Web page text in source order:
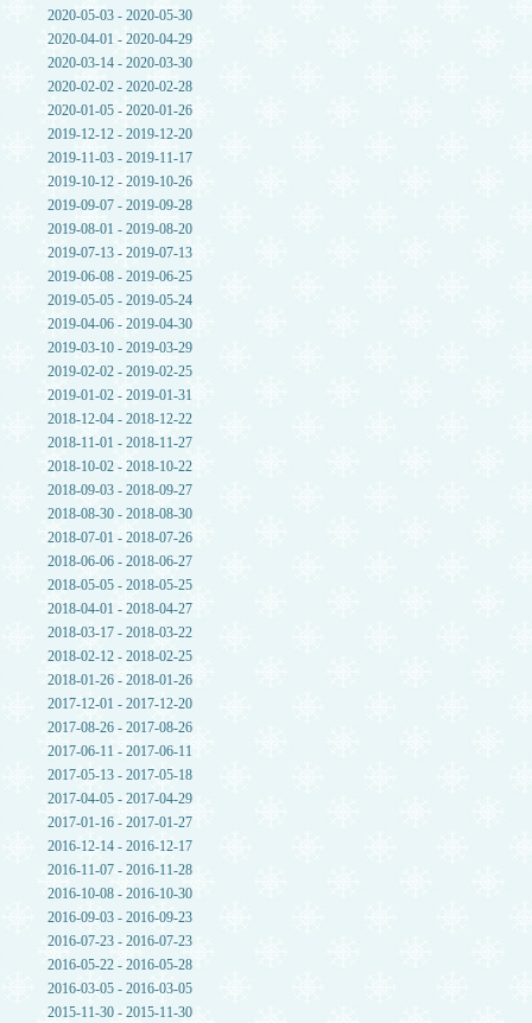
2020-05-03 - 2020-05-30
2020-04-01 - 2020-04-29
2020-03-14 - 2020-03-30
2020-02-02 - 2020-02-28
2020-01-05 - 2020-01-26
2019-12-12 - 2019-12-20
2019-11-03 - 2019-11-17
2019-10-12 - 2019-10-26
2019-09-07 - 2019-09-28
2019-08-01 - 2019-08-20
2019-07-13 - 2019-07-13
2019-06-08 - 2019-06-25
2019-05-05 - 2019-05-24
2019-04-06 - 2019-04-30
2019-03-10 - 2019-03-29
2019-02-02 - 2019-02-25
2019-01-02 - 2019-01-31
2018-12-04 - 2018-12-22
2018-11-01 - 2018-11-27
2018-10-02 - 2018-10-22
2018-09-03 - 2018-09-27
2018-08-30 - 2018-08-30
2018-07-01 - 2018-07-26
2018-06-06 - 2018-06-27
2018-05-05 - 2018-05-25
2018-04-01 - 2018-04-27
2018-03-17 - 2018-03-22
2018-02-12 - 2018-02-25
2018-01-26 - 2018-01-26
2017-12-01 - 2017-12-20
2017-08-26 - 2017-08-26
2017-06-11 - 2017-06-11
2017-05-13 - 2017-05-18
2017-04-05 - 2017-04-29
2017-01-16 - 2017-01-27
2016-12-14 - 2016-12-17
2016-11-07 - 2016-11-28
2016-10-08 - 2016-10-30
2016-09-03 - 2016-09-23
2016-07-23 - 2016-07-23
2016-05-22 - 2016-05-28
2016-03-05 - 2016-03-05
2015-11-30 - 2015-11-30